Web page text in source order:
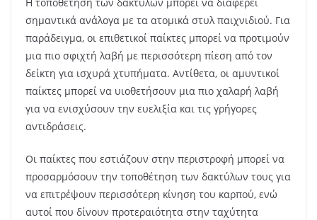
σημαντικά ανάλογα με τα ατομικά στυλ παιχνιδιού. Για
παράδειγμα, οι επιθετικοί παίκτες μπορεί να προτιμούν
μια πιο σφιχτή λαβή με περισσότερη πίεση από τον
δείκτη για ισχυρά χτυπήματα. Αντίθετα, οι αμυντικοί
παίκτες μπορεί να υιοθετήσουν μια πιο χαλαρή λαβή
για να ενισχύσουν την ευελιξία και τις γρήγορες
αντιδράσεις.
Οι παίκτες που εστιάζουν στην περιστροφή μπορεί να
προσαρμόσουν την τοποθέτηση των δακτύλων τους για
να επιτρέψουν περισσότερη κίνηση του καρπού, ενώ
αυτοί που δίνουν προτεραιότητα στην ταχύτητα